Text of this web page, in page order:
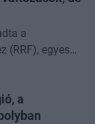
a
(RRF), egyes
a